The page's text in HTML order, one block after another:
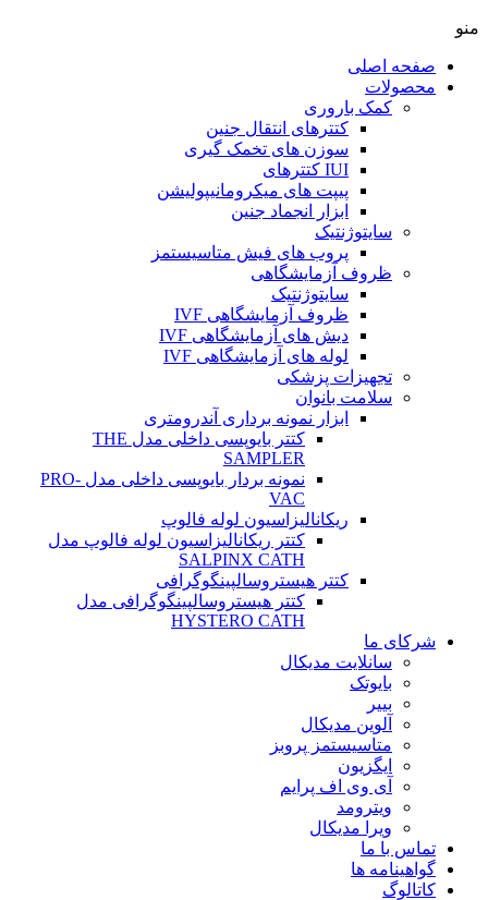
منو
صفحه اصلی
محصولات
کمک باروری
کتترهای انتقال جنین
سوزن های تخمک گیری
IUI کتترهای
پیپت های میکرومانیپولیشن
ابزار انجماد جنین
سایتوژنتیک
پروب های فیش متاسیستمز
ظروف آزمایشگاهی
سایتوژنتیک
ظروف آزمایشگاهی IVF
دیش های آزمایشگاهی IVF
لوله های آزمایشگاهی IVF
تجهیزات پزشکی
سلامت بانوان
ابزار نمونه برداری آندرومتری
کتتر بایوپسی داخلی مدل THE
SAMPLER
نمونه بردار بایوپسی داخلی مدل PRO-
VAC
ریکانالیزاسیون لوله فالوپ
کتتر ریکانالیزاسیون لوله فالوپ مدل
SALPINX CATH
کتتر هیستروسالپینگوگرافی
کتتر هیستروسالپینگوگرافی مدل
HYSTERO CATH
شرکای ما
سانلایت مدیکال
بایوتک
بییر
آلوین مدیکال
متاسیستمز پروبز
ایگزیون
آی وی اف پرایم
ویترومد
ویرا مدیکال
تماس با ما
گواهینامه ها
کاتالوگ